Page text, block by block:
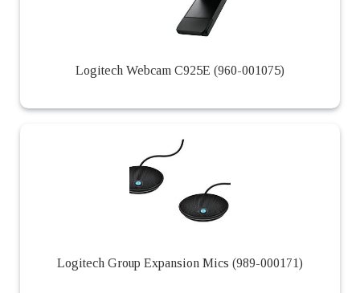
Logitech Webcam C925E (960-001075)
Logitech Group Expansion Mics (989-000171)